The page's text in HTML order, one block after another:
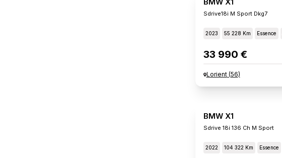
Sdrive18i M Sport Dkg7
2023 55 228 Km Essence
33 990 €
Lorient(56)
BMW X1
Sdrive 18i 136 Ch M Sport
2022 104 322 Km Essence